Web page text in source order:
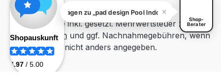
Alle Preise inkl. gesetzl. Mehrwertsteuer zzgl.
Versandkosten und ggf. Nachnahmegebühren, wenn
nicht anders angegeben.
Erstellung und Betreuung durch
Shop-
Berater
Fragen zu „pad design Pool Indoor / Outdoor